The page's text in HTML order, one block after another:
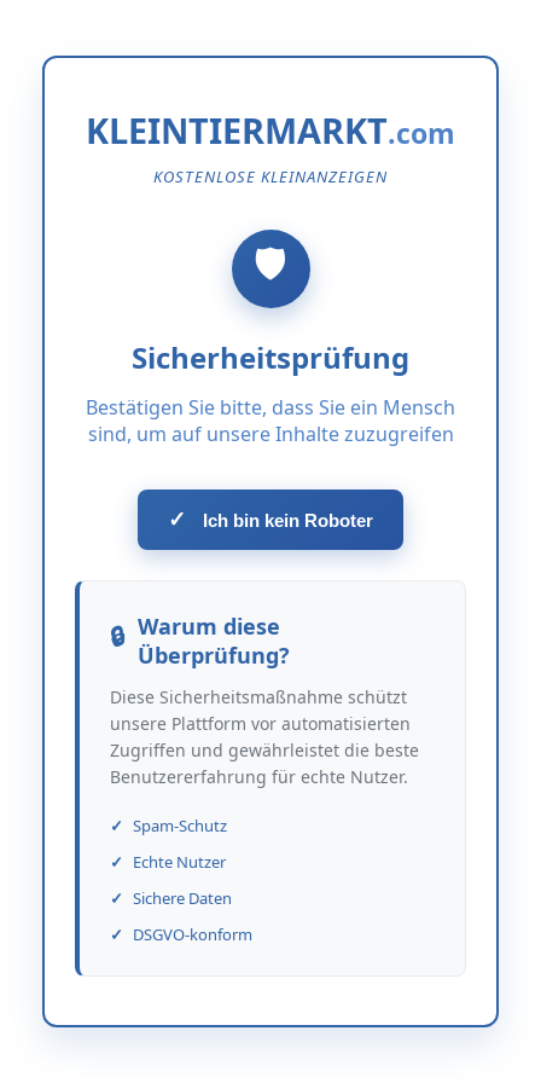
KLEINTIERMARKT
KOSTENLOSE KLEINANZEIGEN
Sicherheitsprüfung
Bestätigen Sie bitte, dass Sie ein Mensch
sind, um auf unsere Inhalte zuzugreifen
✓ Ich bin kein Roboter
Warum diese
Überprüfung?
Diese Sicherheitsmaßnahme schützt
unsere Plattform vor automatisierten
Zugriffen und gewährleistet die beste
Benutzererfahrung für echte Nutzer.
Spam-Schutz
Echte Nutzer
Sichere Daten
DSGVO-konform